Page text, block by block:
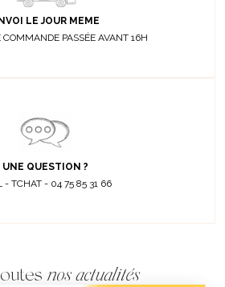
LE JOUR MEME
COMMANDE PASSÉE AVANT 16H
UNE QUESTION ?
- TCHAT - 04 75 85 31 66
nos actualités